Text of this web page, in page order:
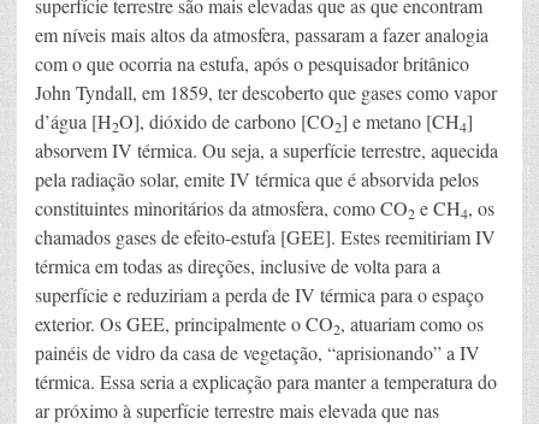
superfície terrestre são mais elevadas que as que encontram
em níveis mais altos da atmosfera, passaram a fazer analogia
com o que ocorria na estufa, após o pesquisador britânico
John Tyndall, em 1859, ter descoberto que gases como vapor
d’água [H2O], dióxido de carbono [CO2] e metano [CH4]
absorvem IV térmica. Ou seja, a superfície terrestre, aquecida
pela radiação solar, emite IV térmica que é absorvida pelos
constituintes minoritários da atmosfera, como CO2 e CH4, os
chamados gases de efeito-estufa [GEE]. Estes reemitiriam IV
térmica em todas as direções, inclusive de volta para a
superfície e reduziriam a perda de IV térmica para o espaço
exterior. Os GEE, principalmente o CO2, atuariam como os
painéis de vidro da casa de vegetação, “aprisionando” a IV
térmica. Essa seria a explicação para manter a temperatura do
ar próximo à superfície terrestre mais elevada que nas